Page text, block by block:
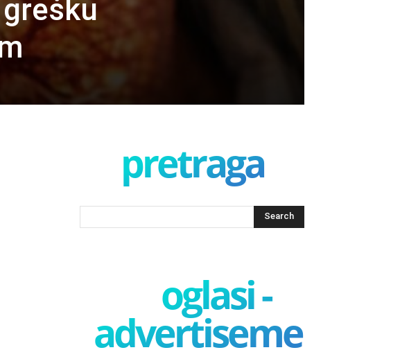
pretraga
oglasi -
advertisement